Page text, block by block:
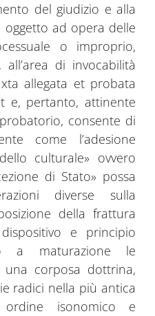
del giudizio e alla
ad opera delle
o improprio,
di invocabilità
allegata et probata
e, pertanto, attinente
consente di
come l’adesione
culturale» ovvero
di Stato» possa
diverse sulla
della frattura
e principio
a maturazione le
corposa dottrina,
radici nella più antica
ordine isonomico e